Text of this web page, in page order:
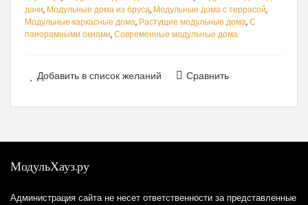
дачи, Модульные дома из бруса, Модульные дома с террасой,
Модульные каркасные дома, Растущие модульные дома,С
панорамными окнами,Современные модульные дома
Добавить в список желаний Сравнить
МодульХауз.ру
Администрация сайта не несет ответственности за представленные